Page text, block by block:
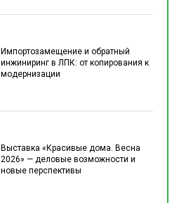
Импортозамещение и обратный
инжиниринг в ЛПК: от копирования к
модернизации
Выставка «Красивые дома. Весна
2026» — деловые возможности и
новые перспективы